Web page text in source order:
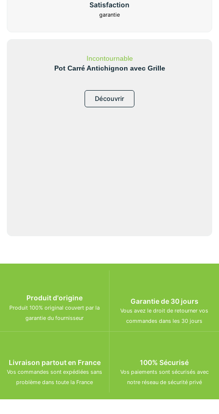
Satisfaction
garantie
Incontournable
Pot Carré Antichignon avec Grille
Découvrir
Produit d'origine
Produit 100% original couvert par la
garantie du fournisseur
Garantie de 30 jours
Vous avez le droit de retourner vos
commandes dans les 30 jours
Livraison partout en France
Vos commandes sont expédiées sans
problème dans toute la France
100% Sécurisé
Vos paiements sont sécurisés avec
notre réseau de sécurité privé